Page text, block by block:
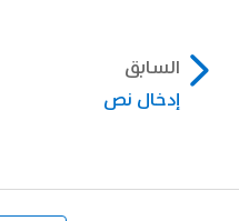
السابق
إدخال نص